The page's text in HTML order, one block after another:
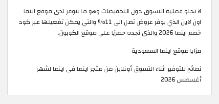
لا تحلو عملية التسوق دون التخفيضات وهو ما يتوفر لدى موقع اينما
اون لاين الذي يوفر عروض تصل الى 11% والتي يمكن تفعيلها عبر كود
خصم اينما 2026 والذي تجده حصريًا على موقع الكوبون.
مزايا موقع اينما السعودية
نصائح للتوفير اثناء التسوق أونلاين من متجر اينما في اينما لشهر
أغسطس 2026